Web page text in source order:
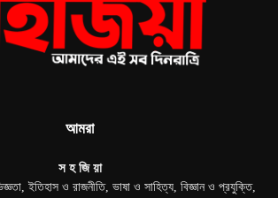
আমরা
স হ জি য়া
ইতিহাস ও রাজনীতি, ভাষা ও সাহিত্য, বিজ্ঞান ও প্রযুক্তি,